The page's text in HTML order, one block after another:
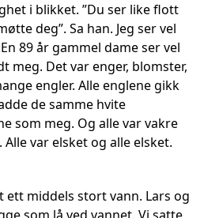
i blikket. ”Du ser like flott
deg”. Sa han. Jeg ser vel
89 år gammel dame ser vel
meg. Det var enger, blomster,
engler. Alle englene gikk
de samme hvite
som meg. Og alle var vakre
var elsket og alle elsket.
ett middels stort vann. Lars og